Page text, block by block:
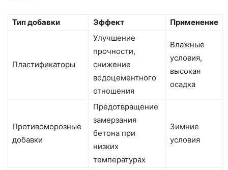
Тип добавки Эффект Применение
Пластификаторы
Улучшение
прочности,
снижение
водоцементного
отношения
Влажные
условия,
высокая
осадка
Противоморозные
добавки
Предотвращение
замерзания
бетона при
низких
температурах
Зимние
условия